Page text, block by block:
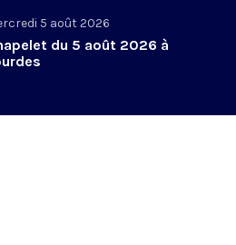
5 août 2026
du 5 août 2026 à